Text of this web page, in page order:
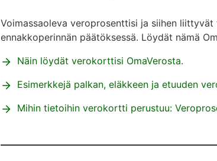
Voimassaoleva veroprosenttisi ja siihen
ennakkoperinnän päätöksessä. Löydät nämä
Näin löydät verokorttisi OmaVerosta.
Esimerkkejä palkan, eläkkeen ja etuuden
Mihin tietoihin verokortti perustuu: